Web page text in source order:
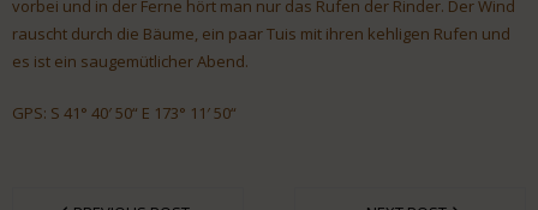
vorbei und in der Ferne hört man nur das Rufen der Rinder. Der Wind
rauscht durch die Bäume, ein paar Tuis mit ihren kehligen Rufen und
es ist ein saugemütlicher Abend.
GPS: S 41° 40′ 50“ E 173° 11′ 50“